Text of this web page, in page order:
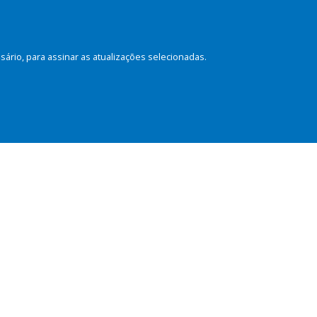
para assinar as atualizações selecionadas.